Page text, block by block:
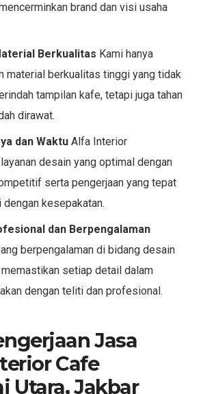
brand dan visi usaha
Berkualitas Kami hanya
material berkualitas tinggi yang tidak
tampilan kafe, tetapi juga tahan
dirawat.
dan Waktu Alfa Interior
desain yang optimal dengan
serta pengerjaan yang tepat
kesepakatan.
dan Berpengalaman
berpengalaman di bidang desain
setiap detail dalam
dengan teliti dan profesional.
Jasa
Cafe
Utara, Jakbar